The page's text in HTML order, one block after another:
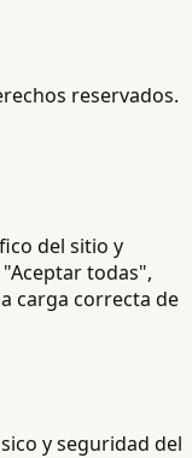
reservados.
del sitio y
todas",
carga correcta de
y seguridad del